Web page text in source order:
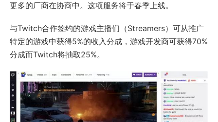
更多的厂商在协商中。这项服务将于春季上线。
与Twitch合作签约的游戏主播们（Streamers）可从推广
特定的游戏中获得5%的收入分成，游戏开发商可获得70%
分成而Twitch将抽取25%。